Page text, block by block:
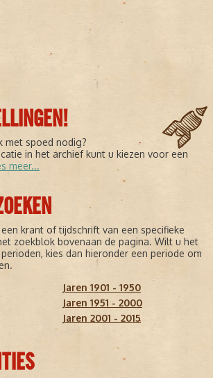
met spoed nodig?
in het archief kunt u kiezen voor een
meer...
krant of tijdschrift van een specifieke
zoekblok bovenaan de pagina. Wilt u het
kies dan hieronder een periode om
Jaren 1901 - 1950
Jaren 1951 - 2000
Jaren 2001 - 2015